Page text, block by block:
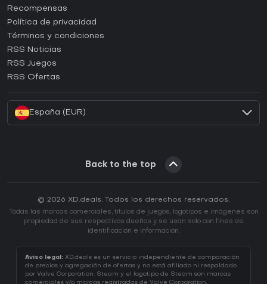
¿Cómo activar una CD Key de Steam?
¿Cómo activar una CD Key de Epic Games?
¿Cómo activar una CD Key de GOG?
¿Cómo activar una CD Key de Ubisoft Connect?
Recompensas
Política de privacidad
Términos y condiciones
RSS Noticias
RSS Juegos
RSS Ofertas
España (EUR)
Back to the top
© 2026 XD.deals. Todos los derechos reservados.
Todas las marcas comerciales, títulos de juegos, logotipos e imágenes son
propiedad de sus respectivos dueños y se usan solo con fines de
identificación e información.
Aviso legal: XD.deals es un servicio independiente de comparación
de precios y agregación de ofertas y no está afiliado ni respaldado
por Valve Corporation. Steam y el logotipo de Steam son marcas
comerciales y/o marcas registradas de Valve Corporation.